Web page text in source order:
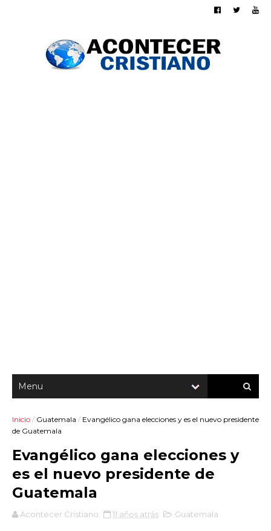
Inicio / Guatemala / Evangélico gana elecciones y es el nuevo presidente
de Guatemala
Evangélico gana elecciones y
es el nuevo presidente de
Guatemala
Acontecer Cristiano 11 años atrás Guatemala